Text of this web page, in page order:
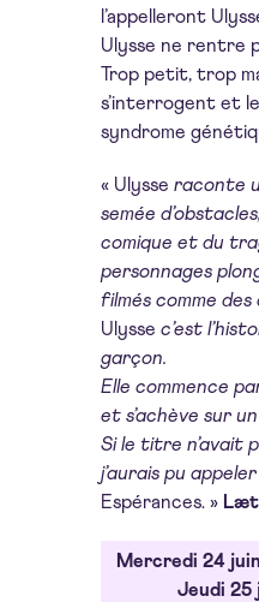
l’appelleront
Ulysse ne rentre
Trop petit, trop
s’interrogent et
syndrome
« Ulysse raconte
semée
comique et du
personnages
filmés comme
Ulysse c’est
garçon.
Elle commence
et s’achève sur
Si le titre n’avait
j’aurais pu
Espérances. »
Mercredi 24
Jeudi 25